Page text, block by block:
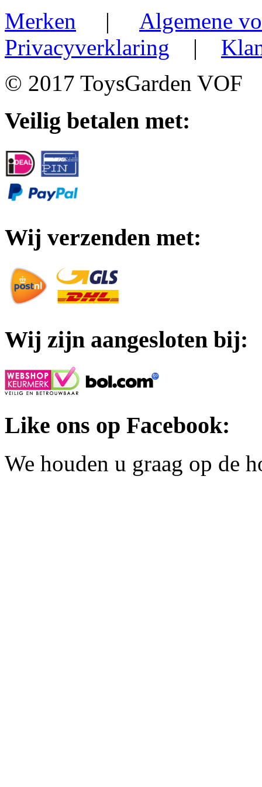
Merken | Algemene
Privacyverklaring |
© 2017 ToysGarden VOF
Veilig betalen met:
Wij verzenden met:
Wij zijn aangesloten bij:
Like ons op Facebook:
We houden u graag op de